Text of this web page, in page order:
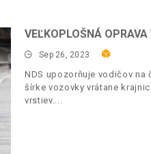
VEĽKOPLOŠNÁ
Sep 26, 2023
NDS upozorňuje vodičov na
šírke vozovky vrátane
vrstiev.